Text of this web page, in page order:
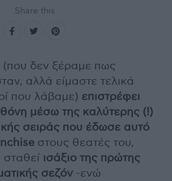
Share this
(που δεν ξέραμε πως
αλλά είμαστε τελικά
που λάβαμε) επιστρέφει
μέσω της καλύτερης (!)
σειράς που έδωσε αυτό
στους θεατές του,
σταθεί ισάξιο της πρώτης
σεζόν -ενώ